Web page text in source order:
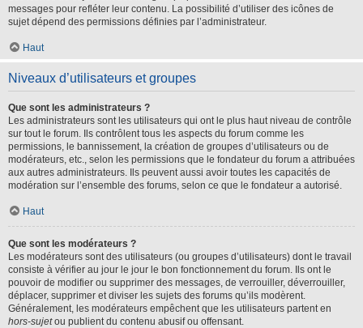
messages pour refléter leur contenu. La possibilité d’utiliser des icônes de
sujet dépend des permissions définies par l’administrateur.
Haut
Niveaux d’utilisateurs et groupes
Que sont les administrateurs ?
Les administrateurs sont les utilisateurs qui ont le plus haut niveau de contrôle
sur tout le forum. Ils contrôlent tous les aspects du forum comme les
permissions, le bannissement, la création de groupes d’utilisateurs ou de
modérateurs, etc., selon les permissions que le fondateur du forum a attribuées
aux autres administrateurs. Ils peuvent aussi avoir toutes les capacités de
modération sur l’ensemble des forums, selon ce que le fondateur a autorisé.
Haut
Que sont les modérateurs ?
Les modérateurs sont des utilisateurs (ou groupes d’utilisateurs) dont le travail
consiste à vérifier au jour le jour le bon fonctionnement du forum. Ils ont le
pouvoir de modifier ou supprimer des messages, de verrouiller, déverrouiller,
déplacer, supprimer et diviser les sujets des forums qu’ils modèrent.
Généralement, les modérateurs empêchent que les utilisateurs partent en
hors-sujetou publient du contenu abusif ou offensant.